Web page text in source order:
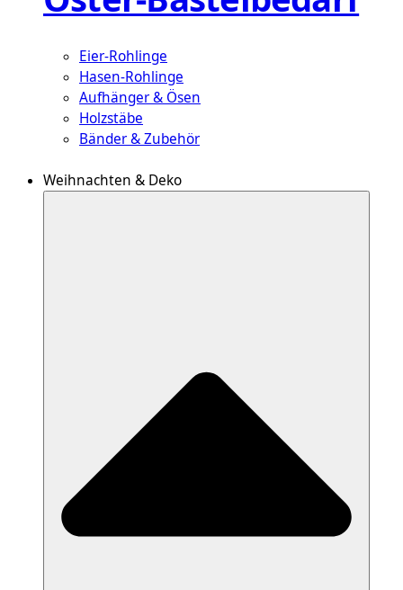
Eier-Rohlinge
Hasen-Rohlinge
Aufhänger & Ösen
Holzstäbe
Bänder & Zubehör
Weihnachten & Deko